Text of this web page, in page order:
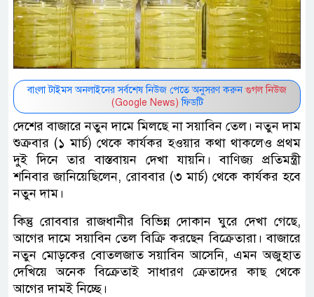
বাংলা টাইমস অনলাইনের সর্বশেষ নিউজ পেতে অনুসরণ করুন গুগল নিউজ
(Google News) ফিডটি
দেশের বাজারে নতুন দামে মিলছে না সয়াবিন তেল। নতুন দাম
শুক্রবার (১ মার্চ) থেকে কার্যকর হওয়ার কথা থাকলেও প্রথম
দুই দিনে তার বাস্তবায়ন দেখা যায়নি। বাণিজ্য প্রতিমন্ত্রী
শনিবার জানিয়েছিলেন, রোববার (৩ মার্চ) থেকে কার্যকর হবে
নতুন দাম।
কিন্তু রোববার রাজধানীর বিভিন্ন দোকান ঘুরে দেখা গেছে,
আগের দামে সয়াবিন তেল বিক্রি করছেন বিক্রেতারা। বাজারে
নতুন মোড়কের বোতলজাত সয়াবিন আসেনি, এমন অজুহাত
দেখিয়ে অনেক বিক্রেতাই সাধারণ ক্রেতাদের কাছ থেকে
আগের দামই নিচ্ছে।